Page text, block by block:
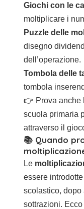
Giochi con le
moltiplicare i
Puzzle delle
disegno
dell’operazione.
Tombola delle
tombola
👉 Prova anche
scuola primaria
attraverso il
📚 Quando
Le
essere
scolastico,
sottrazioni.